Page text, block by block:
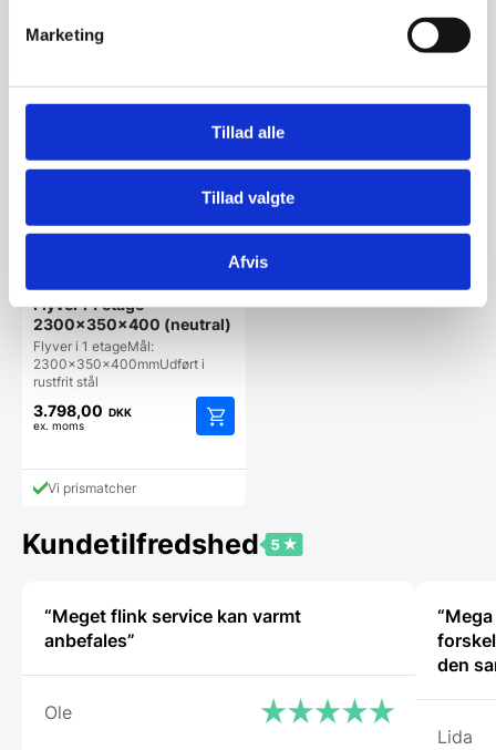
Marketing
Tillad alle
Tillad valgte
Afvis
Vi prismatcher Vi prismatcher
Flyver i 1 etage
2300x350x400 (neutral)
Flyver i 1 etageMål:
2300x350x400mmUdført i
rustfrit stål
3.798,00 DKK
ex. moms
Vi prismatcher
Kundetilfredshed
“Meget flink service kan varmt
anbefales”
Ole
den
Lida